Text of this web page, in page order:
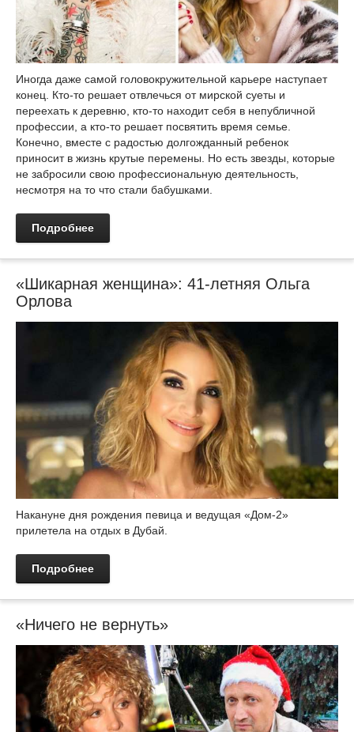
Иногда даже самой головокружительной карьере наступает
конец. Кто-то решает отвлечься от мирской суеты и
переехать к деревню, кто-то находит себя в непубличной
профессии, а кто-то решает посвятить время семье.
Конечно, вместе с радостью долгожданный ребенок
приносит в жизнь крутые перемены. Но есть звезды, которые
не забросили свою профессиональную деятельность,
несмотря на то что стали бабушками.
Подробнее
«Шикарная женщина»: 41-летняя Ольга
Орлова
Накануне дня рождения певица и ведущая «Дом-2»
прилетела на отдых в Дубай.
Подробнее
«Ничего не вернуть»